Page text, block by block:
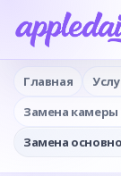
Главная
Замена камеры
Замена